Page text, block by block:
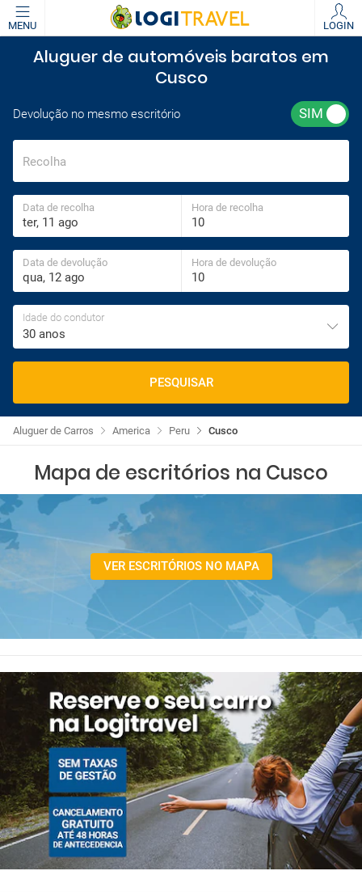
MENU LOGIN
Aluguer de automóveis baratos em
Cusco
Devolução no mesmo escritório
Recolha
Data de recolha Hora de recolha
Data de devolução Hora de devolução
Idade do condutor
30 anos
PESQUISAR
Cusco
Peru
America
Aluguer de Carros
Mapa de escritórios na Cusco
VER ESCRITÓRIOS NO MAPA